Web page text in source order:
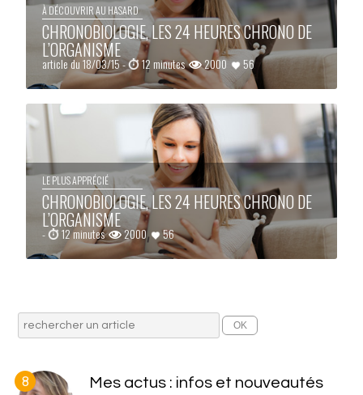
À DÉCOUVRIR AU HASARD
CHRONOBIOLOGIE, LES 24 HEURES CHRONO DE
L’ORGANISME
article du 18/03/15 - 12 minutes 2000 56
LE PLUS APPRÉCIÉ
CHRONOBIOLOGIE, LES 24 HEURES CHRONO DE
L’ORGANISME
- 12 minutes 2000 56
8 Mes actus : infos et nouveautés